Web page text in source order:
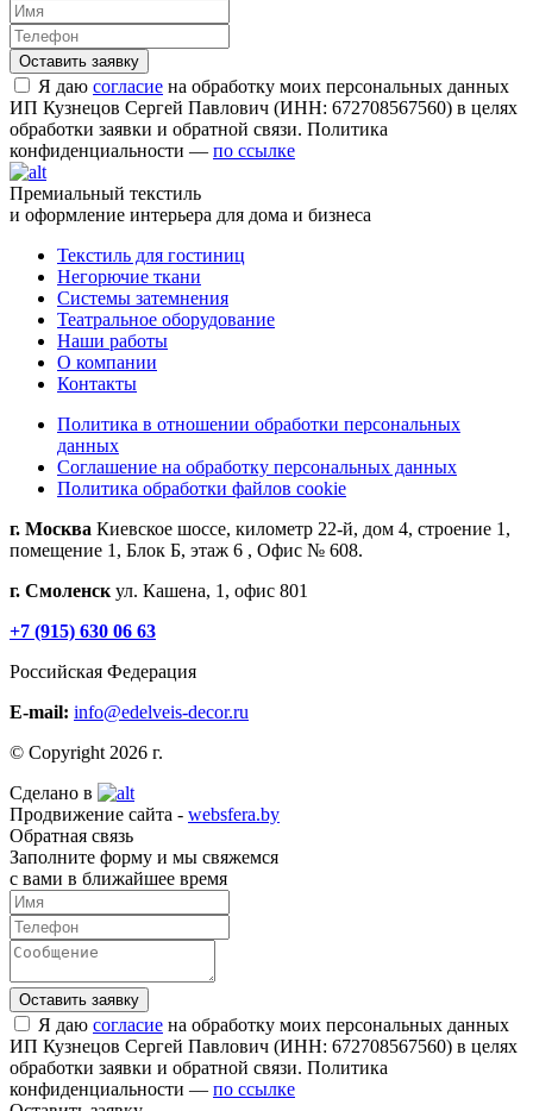
Я даю согласие на обработку моих персональных данных
ИП Кузнецов Сергей Павлович (ИНН: 672708567560) в целях
обработки заявки и обратной связи. Политика
конфиденциальности — по ссылке
Премиальный текстиль
и оформление интерьера для дома и бизнеса
Текстиль для гостиниц
Негорючие ткани
Системы затемнения
Театральное оборудование
Наши работы
О компании
Контакты
Политика в отношении обработки персональных
данных
Соглашение на обработку персональных данных
Политика обработки файлов cookie
г. Москва Киевское шоссе, километр 22-й, дом 4, строение 1,
помещение 1, Блок Б, этаж 6 , Офис № 608.
г. Смоленскул. Кашена, 1, офис 801
+7 (915) 630 06 63
Российская Федерация
E-mail: info@edelveis-decor.ru
© Copyright 2026 г.
Сделано в
Продвижение сайта - websfera.by
Обратная связь
Заполните форму и мы свяжемся
с вами в ближайшее время
Я даю согласие на обработку моих персональных данных
ИП Кузнецов Сергей Павлович (ИНН: 672708567560) в целях
обработки заявки и обратной связи. Политика
конфиденциальности — по ссылке